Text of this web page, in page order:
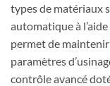
types de matériaux
automatique à
permet de
paramètres
contrôle avancé